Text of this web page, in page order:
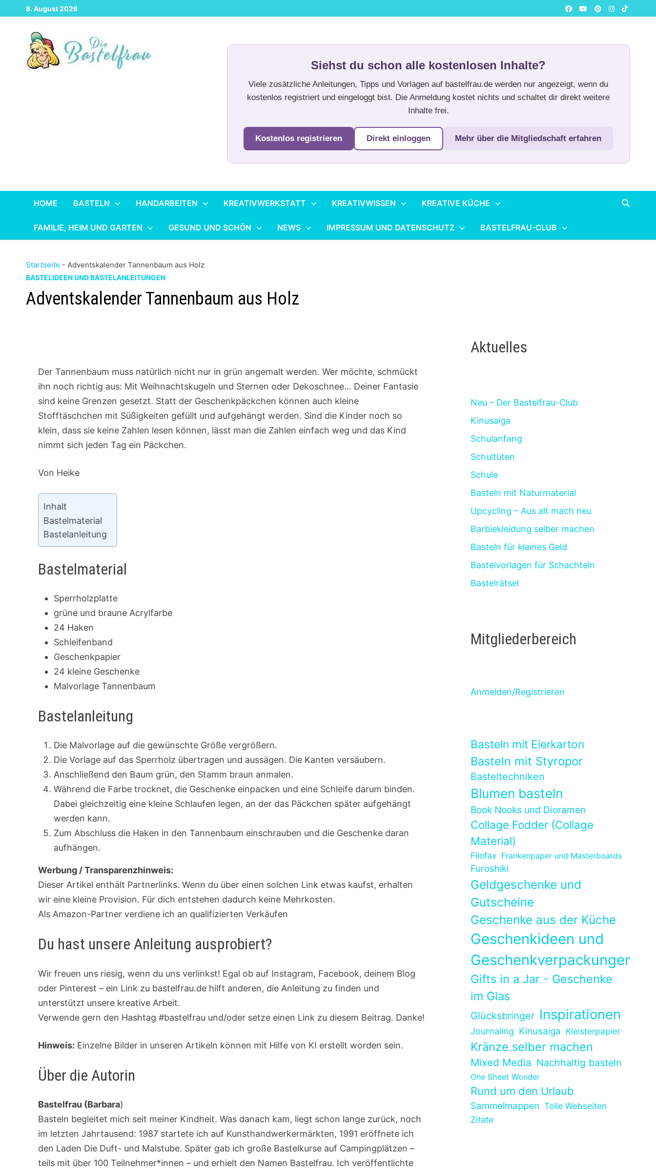
Zurück
zum
8. August 2026
Siehst du schon alle kostenlosen Inhalte?
Viele zusätzliche Anleitungen, Tipps und Vorlagen auf bastelfrau.de werden nur angezeigt, wenn du
kostenlos registriert und eingeloggt bist. Die Anmeldung kostet nichts und schaltet dir direkt weitere
Inhalte frei.
Kostenlos registrieren Direkt einloggen Mehr über die Mitgliedschaft erfahren
HOME BASTELN HANDARBEITEN KREATIVWERKSTATT KREATIVWISSEN KREATIVE KÜCHE
FAMILIE, HEIM UND GARTEN GESUND UND SCHÖN NEWS IMPRESSUM UND DATENSCHUTZ BASTELFRAU-CLUB
Startseite -Adventskalender Tannenbaum aus Holz
BASTELIDEEN UND BASTELANLEITUNGEN
Adventskalender Tannenbaum aus Holz
Der Tannenbaum muss natürlich nicht nur in grün angemalt werden. Wer möchte, schmückt
ihn noch richtig aus: Mit Weihnachtskugeln und Sternen oder Dekoschnee… Deiner Fantasie
sind keine Grenzen gesetzt. Statt der Geschenkpäckchen können auch kleine
Stofftäschchen mit Süßigkeiten gefüllt und aufgehängt werden. Sind die Kinder noch so
klein, dass sie keine Zahlen lesen können, lässt man die Zahlen einfach weg und das Kind
nimmt sich jeden Tag ein Päckchen.
Von Heike
Inhalt
Bastelmaterial
Bastelanleitung
Bastelmaterial
Sperrholzplatte
grüne und braune Acrylfarbe
24 Haken
Schleifenband
Geschenkpapier
24 kleine Geschenke
Malvorlage Tannenbaum
Bastelanleitung
Die Malvorlage auf die gewünschte Größe vergrößern.
Die Vorlage auf das Sperrholz übertragen und aussägen. Die Kanten versäubern.
Anschließend den Baum grün, den Stamm braun anmalen.
Während die Farbe trocknet, die Geschenke einpacken und eine Schleife darum binden.
Dabei gleichzeitig eine kleine Schlaufen legen, an der das Päckchen später aufgehängt
werden kann.
Zum Abschluss die Haken in den Tannenbaum einschrauben und die Geschenke daran
aufhängen.
Werbung / Transparenzhinweis:
Dieser Artikel enthält Partnerlinks. Wenn du über einen solchen Link etwas kaufst, erhalten
wir eine kleine Provision. Für dich entstehen dadurch keine Mehrkosten.
Als Amazon-Partner verdiene ich an qualifizierten Verkäufen
Du hast unsere Anleitung ausprobiert?
Wir freuen uns riesig, wenn du uns verlinkst! Egal ob auf Instagram, Facebook, deinem Blog
oder Pinterest – ein Link zu bastelfrau.de hilft anderen, die Anleitung zu finden und
unterstützt unsere kreative Arbeit.
Verwende gern den Hashtag #bastelfrau und/oder setze einen Link zu diesem Beitrag. Danke!
Hinweis: Einzelne Bilder in unseren Artikeln können mit Hilfe von KI erstellt worden sein.
Über die Autorin
Bastelfrau (Barbara)
Basteln begleitet mich seit meiner Kindheit. Was danach kam, liegt schon lange zurück, noch
im letzten Jahrtausend: 1987 startete ich auf Kunsthandwerkermärkten, 1991 eröffnete ich
den Laden Die Duft- und Malstube. Später gab ich große Bastelkurse auf Campingplätzen –
teils mit über 100 Teilnehmer*innen – und erhielt den Namen Bastelfrau. Ich veröffentlichte
Aktuelles
Neu – Der Bastelfrau-Club
Kinusaiga
Schulanfang
Schultüten
Schule
Basteln mit Naturmaterial
Upcycling – Aus alt mach neu
Barbiekleidung selber machen
Basteln für kleines Geld
Bastelvorlagen für Schachteln
Bastelrätsel
Mitgliederbereich
Anmelden/Registrieren
Basteln mit Eierkarton
Basteln mit Styropor
Basteltechniken
Blumen basteln
Book Nooks und Dioramen
Collage Fodder (Collage
Material)
Filofax Frankenpaper und Masterboards
Furoshiki
Geldgeschenke und
Gutscheine
Geschenke aus der Küche
Geschenkideen und
Geschenkverpackungen
Gifts in a Jar - Geschenke
im Glas
Glücksbringer Inspirationen
Journaling Kinusaiga Kleisterpapier
Kränze selber machen
Mixed Media Nachhaltig basteln
One Sheet Wonder
Rund um den Urlaub
Sammelmappen Tolle Webseiten
Zitate